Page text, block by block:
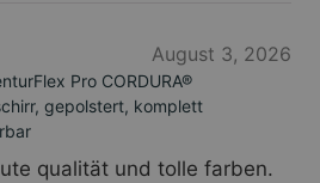
August 3, 2026
Pro CORDURA®
gepolstert, komplett
qualität und tolle farben.